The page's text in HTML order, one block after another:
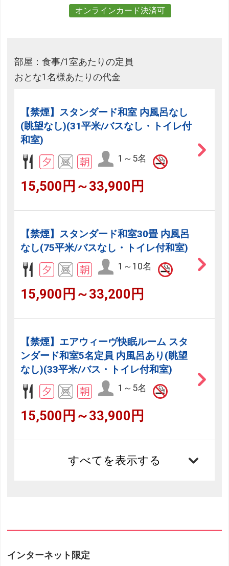
オンラインカード決済可
部屋：食事/1室あたりの定員
おとな1名様あたりの代金
【禁煙】スタンダード和室 内風呂なし
(眺望なし)(31平米/バスなし・トイレ付
和室)
1～5名
15,500円～33,900円
【禁煙】スタンダード和室30畳 内風呂
なし(75平米/バスなし・トイレ付和室)
1～10名
15,900円～33,200円
【禁煙】エアウィーヴ快眠ルーム スタ
ンダード和室5名定員 内風呂あり(眺望
なし)(33平米/バス・トイレ付和室)
1～5名
15,500円～33,900円
すべてを表示する
インターネット限定